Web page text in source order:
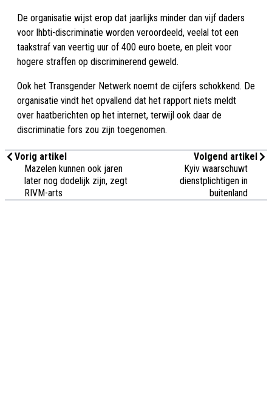
De organisatie wijst erop dat jaarlijks minder dan vijf daders
voor lhbti-discriminatie worden veroordeeld, veelal tot een
taakstraf van veertig uur of 400 euro boete, en pleit voor
hogere straffen op discriminerend geweld.
Ook het Transgender Netwerk noemt de cijfers schokkend. De
organisatie vindt het opvallend dat het rapport niets meldt
over haatberichten op het internet, terwijl ook daar de
discriminatie fors zou zijn toegenomen.
Vorig artikel
Mazelen kunnen ook jaren
later nog dodelijk zijn, zegt
RIVM-arts
Volgend artikel
Kyiv waarschuwt
dienstplichtigen in
buitenland